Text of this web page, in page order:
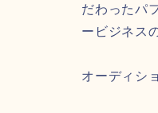
だわったパ
ービジネス
オーディシ